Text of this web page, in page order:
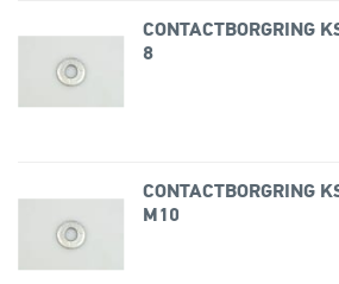
CONTACTBORGRING
8
CONTACTBORGRING
M10